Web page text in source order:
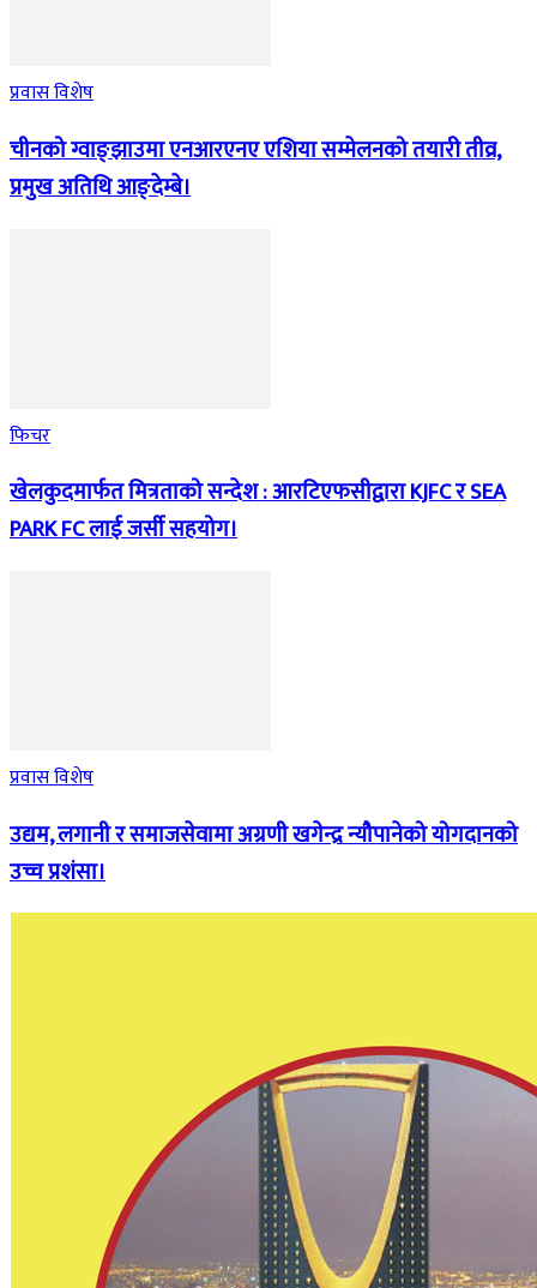
प्रवास विशेष
चीनको ग्वाङ्झाउमा एनआरएनए एशिया सम्मेलनको तयारी तीव्र,
प्रमुख अतिथि आङ्देम्बे।
फिचर
खेलकुदमार्फत मित्रताको सन्देश : आरटिएफसीद्वारा KJFC र SEA
PARK FC लाई जर्सी सहयोग।
प्रवास विशेष
उद्यम, लगानी र समाजसेवामा अग्रणी खगेन्द्र न्यौपानेको योगदानको
उच्च प्रशंसा।